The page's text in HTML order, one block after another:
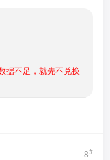
据不足，就先不兑换
8#